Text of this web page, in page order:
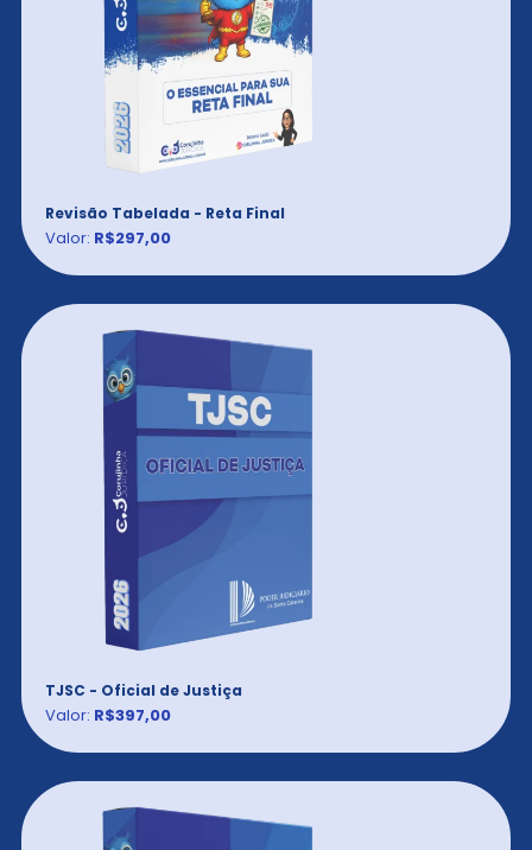
Revisão Tabelada - Reta Final
Valor: R$297,00
TJSC - Oficial de Justiça
Valor: R$397,00